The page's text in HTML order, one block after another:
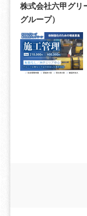
株式会社六甲グリ
グループ）